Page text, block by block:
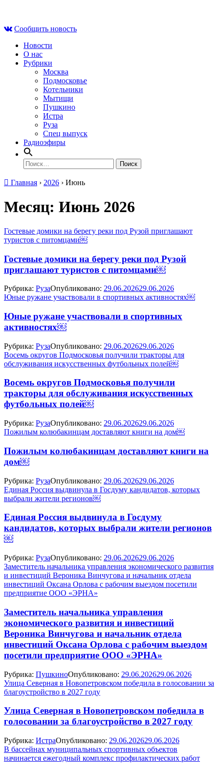
contentСообщить новость
Новости
О нас
Рубрики
Москва
Подмосковье
Котельники
Мытищи
Пушкино
Истра
Руза
Спец выпуск
Радиоэфиры
Найти:
Главная › 2026 › Июнь
Месяц: Июнь 2026
Гостевые домики на берегу реки под Рузой приглашают
туристов с питомцами￼
Гостевые домики на берегу реки под Рузой
приглашают туристов с питомцами￼
Рубрика: РузаОпубликовано: 29.06.202629.06.2026
Юные ружане участвовали в спортивных активностях￼
Юные ружане участвовали в спортивных
активностях￼
Рубрика: РузаОпубликовано: 29.06.202629.06.2026
Восемь округов Подмосковья получили тракторы для
обслуживания искусственных футбольных полей￼
Восемь округов Подмосковья получили
тракторы для обслуживания искусственных
футбольных полей￼
Рубрика: РузаОпубликовано: 29.06.202629.06.2026
Пожилым колюбакинцам доставляют книги на дом￼
Пожилым колюбакинцам доставляют книги на
дом￼
Рубрика: РузаОпубликовано: 29.06.202629.06.2026
Единая Россия выдвинула в Госдуму кандидатов, которых
выбрали жители регионов￼
Единая Россия выдвинула в Госдуму
кандидатов, которых выбрали жители регионов
￼
Рубрика: РузаОпубликовано: 29.06.202629.06.2026
Заместитель начальника управления экономического развития
и инвестиций Вероника Винчугова и начальник отдела
инвестиций Оксана Орлова с рабочим выездом посетили
предприятие ООО «ЭРНА»
Заместитель начальника управления
экономического развития и инвестиций
Вероника Винчугова и начальник отдела
инвестиций Оксана Орлова с рабочим выездом
посетили предприятие ООО «ЭРНА»
Рубрика: ПушкиноОпубликовано: 29.06.202629.06.2026
Улица Северная в Новопетровском победила в голосовании за
благоустройство в 2027 году
Улица Северная в Новопетровском победила в
голосовании за благоустройство в 2027 году
Рубрика: ИстраОпубликовано: 29.06.202629.06.2026
В бассейнах муниципальных спортивных объектов
начинается ежегодный комплекс профилактических работ